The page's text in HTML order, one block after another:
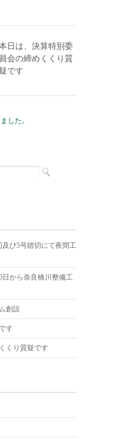
日は、決算特別委
員会の締めくくり質
疑です
した。
び5号踏切にて夜間工
日から奈良橋川整備工
創設
す
くり質疑です